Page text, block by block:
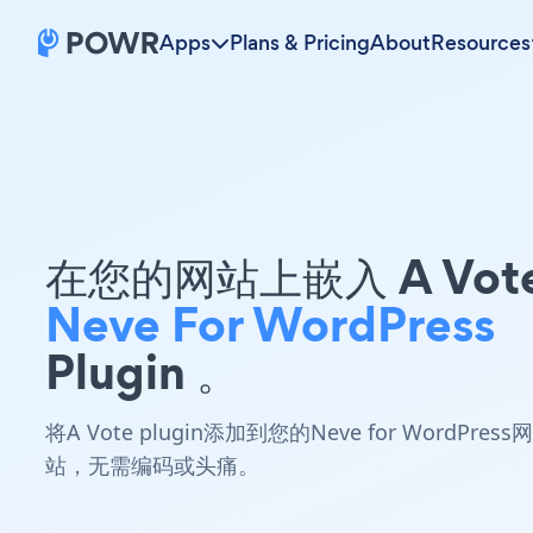
Apps Plans & PricingAboutResources
在您的网站上嵌入 A
Neve For WordPress
Plugin 。
将A Vote plugin添加到您的Neve for WordPress网
站，无需编码或头痛。